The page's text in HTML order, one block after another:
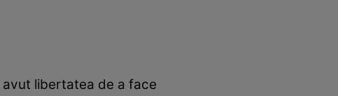
libertatea de a face